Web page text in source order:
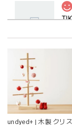
ブ
undyed+ | 木製 クリス